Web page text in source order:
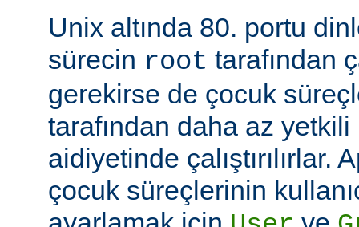
Unix altında 80. portu
sürecin root tarafından
gerekirse de çocuk
tarafından daha az yetkili
aidiyetinde çalıştırılırlar.
çocuk süreçlerinin